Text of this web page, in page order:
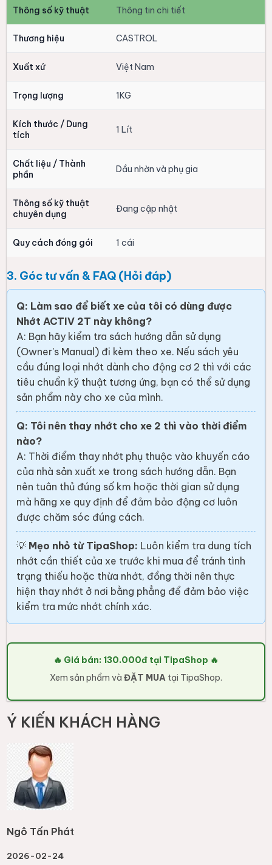
Thông số kỹ thuật Thông tin chi tiết
Thương hiệu CASTROL
Xuất xứ Việt Nam
Trọng lượng 1KG
Kích thước / Dung
tích
1 Lít
Chất liệu / Thành
phần
Dầu nhờn và phụ gia
Thông số kỹ thuật
chuyên dụng
Đang cập nhật
Quy cách đóng gói 1 cái
3. Góc tư vấn & FAQ (Hỏi đáp)
Q: Làm sao để biết xe của tôi có dùng được
Nhớt ACTIV 2T này không?
A: Bạn hãy kiểm tra sách hướng dẫn sử dụng
(Owner's Manual) đi kèm theo xe. Nếu sách yêu
cầu đúng loại nhớt dành cho động cơ 2 thì với các
tiêu chuẩn kỹ thuật tương ứng, bạn có thể sử dụng
sản phẩm này cho xe của mình.
Q: Tôi nên thay nhớt cho xe 2 thì vào thời điểm
nào?
A: Thời điểm thay nhớt phụ thuộc vào khuyến cáo
của nhà sản xuất xe trong sách hướng dẫn. Bạn
nên tuân thủ đúng số km hoặc thời gian sử dụng
mà hãng xe quy định để đảm bảo động cơ luôn
được chăm sóc đúng cách.
💡 Mẹo nhỏ từ TipaShop: Luôn kiểm tra dung tích
nhớt cần thiết của xe trước khi mua để tránh tình
trạng thiếu hoặc thừa nhớt, đồng thời nên thực
hiện thay nhớt ở nơi bằng phẳng để đảm bảo việc
kiểm tra mức nhớt chính xác.
🔥 Giá bán: 130.000đ tại TipaShop 🔥
Xem sản phẩm và ĐẶT MUA tại TipaShop.
Ý KIẾN KHÁCH HÀNG
Ngô Tấn Phát
2026-02-24